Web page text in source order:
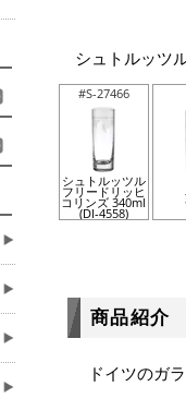
シュトルッツ
#S-27466
シュトルッツル
フリードリッヒ
コリンズ 340ml
(DI-4558)
商品紹介
ドイツのガ